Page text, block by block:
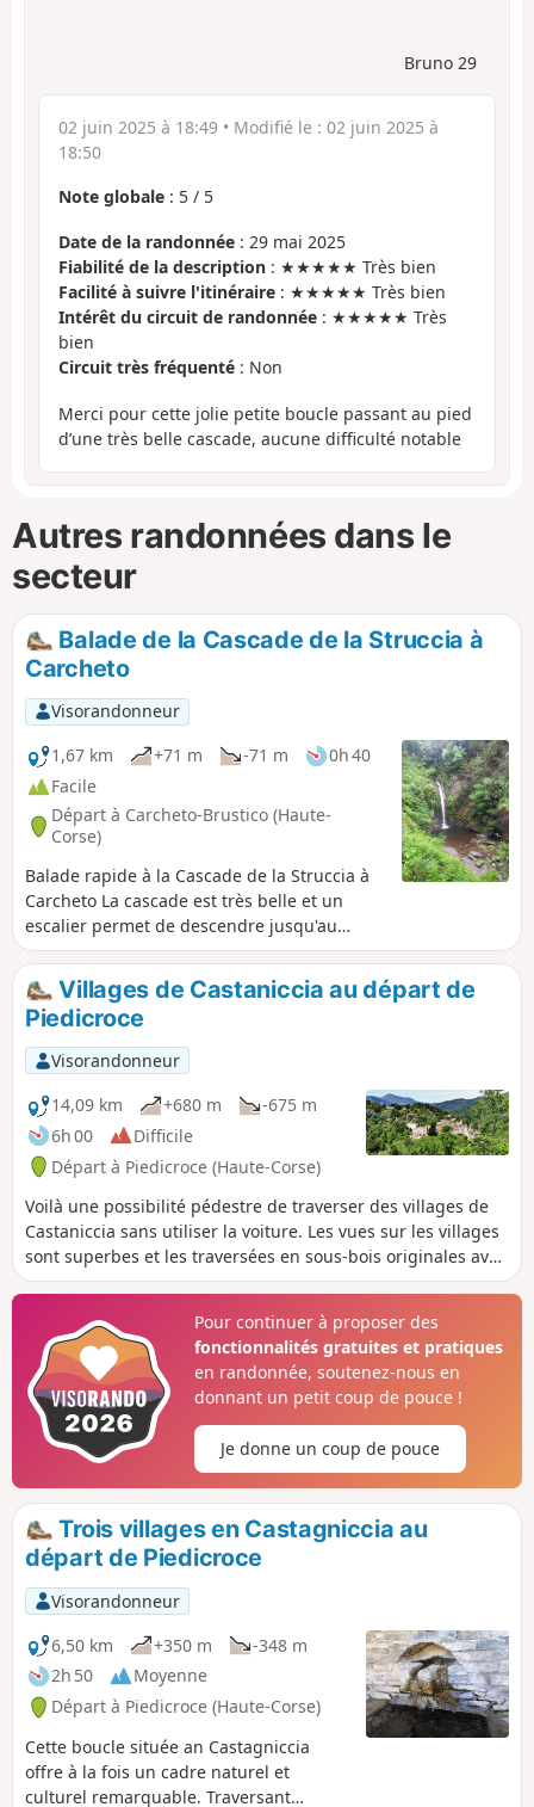
Bruno 29
02 juin 2025 à 18:49 • Modifié le : 02 juin 2025 à
18:50
Note globale : 5 / 5
Date de la randonnée : 29 mai 2025
Fiabilité de la description : ★★★★★ Très bien
Facilité à suivre l'itinéraire : ★★★★★ Très bien
Intérêt du circuit de randonnée : ★★★★★ Très
bien
Circuit très fréquenté : Non
Merci pour cette jolie petite boucle passant au pied
d’une très belle cascade, aucune difficulté notable
Autres randonnées dans le
secteur
Balade de la Cascade de la Struccia à
Carcheto
Visorandonneur
1,67 km
+71 m -71 m
0h 40
Facile
Départ à Carcheto-Brustico (Haute-
Corse)
Balade rapide à la Cascade de la Struccia à
Carcheto La cascade est très belle et un
escalier permet de descendre jusqu'au
bassin pour se baigner. Table de pique-
nique très sympathique en haut de l'escalier.
Villages de Castaniccia au départ de
Piedicroce
Visorandonneur
14,09 km
+680 m
-675 m
6h 00
Difficile
Départ à Piedicroce (Haute-Corse)
Voilà une possibilité pédestre de traverser des villages de
Castaniccia sans utiliser la voiture. Les vues sur les villages
sont superbes et les traversées en sous-bois originales avec
pleins de rencontres (veaux, vaches, cochons, etc.). Le trajet
Pour continuer à proposer des
fonctionnalités gratuites et pratiques
en randonnée, soutenez-nous en
donnant un petit coup de pouce !
Je donne un coup de pouce
Trois villages en Castagniccia au
départ de Piedicroce
Visorandonneur
6,50 km
+350 m
-348 m
2h 50
Moyenne
Départ à Piedicroce (Haute-Corse)
Cette boucle située an Castagniccia
offre à la fois un cadre naturel et
culturel remarquable. Traversant